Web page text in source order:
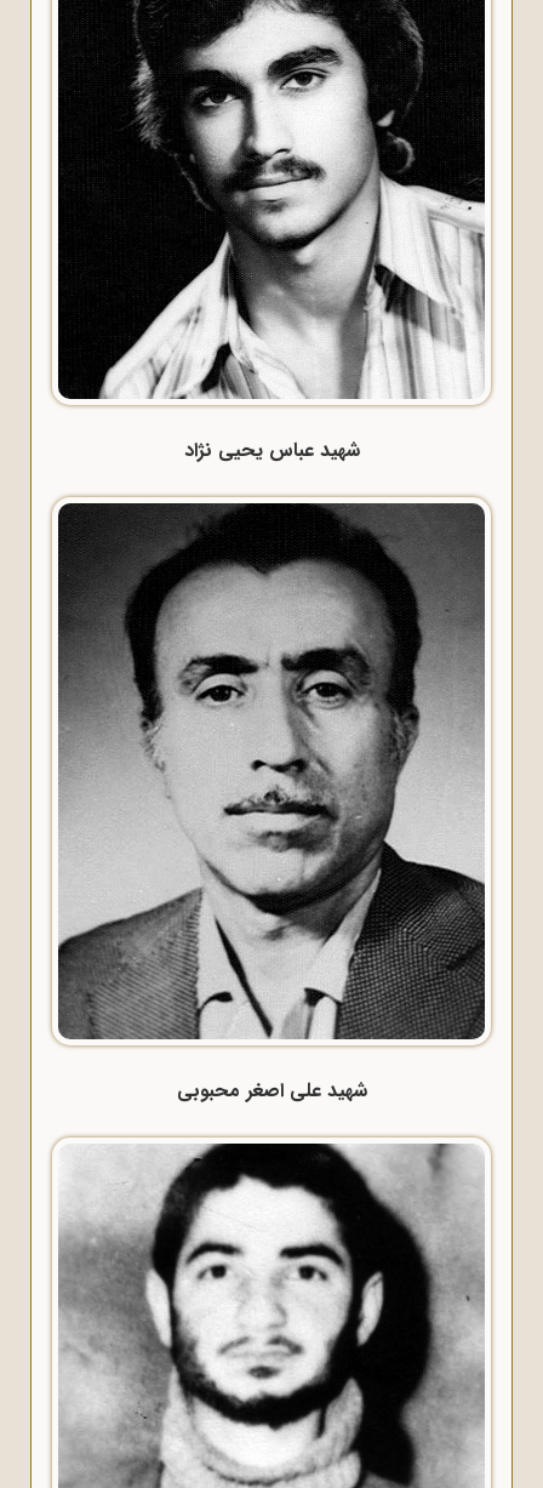
شهید عباس یحیی نژاد
شهید علی اصغر محبوبی